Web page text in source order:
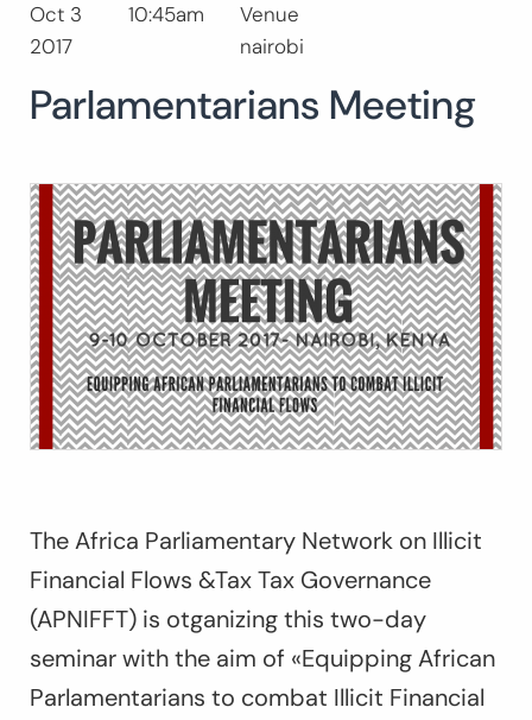
Buscar:
Oct 3
2017
10:45am
Venue
nairobi
Parlamentarians Meeting
The Africa Parliamentary Network on Illicit
Financial Flows &Tax Tax Governance
(APNIFFT) is otganizing this two-day
seminar with the aim of «Equipping African
Parlamentarians to combat Illicit Financial